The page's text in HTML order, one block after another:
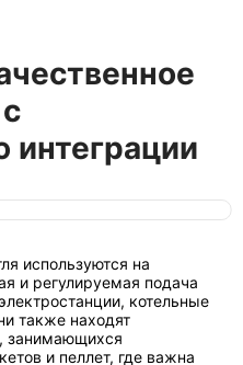
используются на
и регулируемая подача
котельные
также находят
занимающихся
и пеллет, где важна